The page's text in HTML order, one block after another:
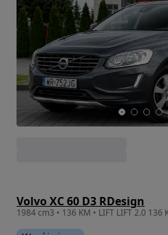
Volvo XC 60 D3 RDesign